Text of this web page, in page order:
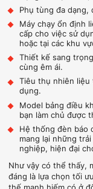
Phụ tùng đa dạng,
Máy chạy ổn định
cấp cho việc sử
hoặc tại các khu
Thiết kế sang
cùng êm ái.
Tiêu thụ nhiên liệu
dụng.
Model bảng điều
bạn làm chủ được
Hệ thống đèn báo
mang lại những
nghiệp, hiện đại
Như vậy có thể thấy,
đáng là lựa chọn tối